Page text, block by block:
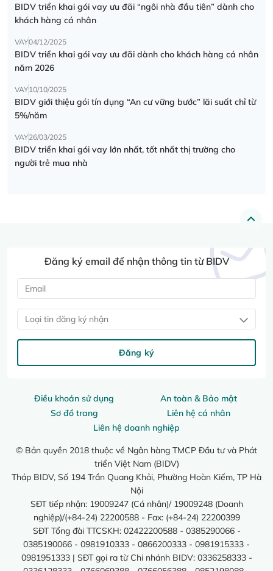
BIDV triển khai gói vay ưu đãi “ngôi nhà đầu tiên” dành cho
khách hàng cá nhân
VAY04/12/2025
BIDV triển khai gói vay ưu đãi dành cho khách hàng cá nhân
năm 2026
VAY10/10/2025
BIDV giới thiệu gói tín dụng “An cư vững bước” lãi suất chỉ từ
5%/năm
VAY26/03/2025
BIDV triển khai gói vay lớn nhất, tốt nhất thị trường cho
người trẻ mua nhà
Điều khoản sử dụng
An toàn & Bảo mật
Sơ đồ trang
Liên hệ cá nhân
Liên hệ doanh nghiệp
© Bản quyền 2018 thuộc về Ngân hàng TMCP Đầu tư và Phát
triển Việt Nam (BIDV)
Tháp BIDV, Số 194 Trần Quang Khải, Phường Hoàn Kiếm, TP Hà
Nội
SĐT tiếp nhận: 19009247 (Cá nhân)/ 19009248 (Doanh
nghiệp)/(+84-24) 22200588 - Fax: (+84-24) 22200399
SĐT Tổng đài TTCSKH: 02422200588 - 0385290066 -
0385190066 - 0981910333 - 0866200333 - 0981915333 -
0981951333 | SĐT gọi ra từ Chi nhánh BIDV: 0336258333 -
Đăng ký email để nhận thông tin từ BIDV
Loại tin đăng ký nhận
Đăng ký